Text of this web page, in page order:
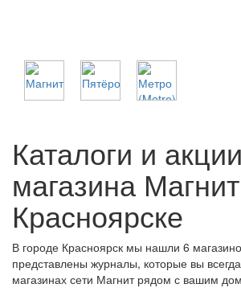
Каталоги и акции
магазина
Красноярске
В городе Красноярск мы нашли 6
представлены журналы, которые вы
магазинах сети Магнит рядом с вашим